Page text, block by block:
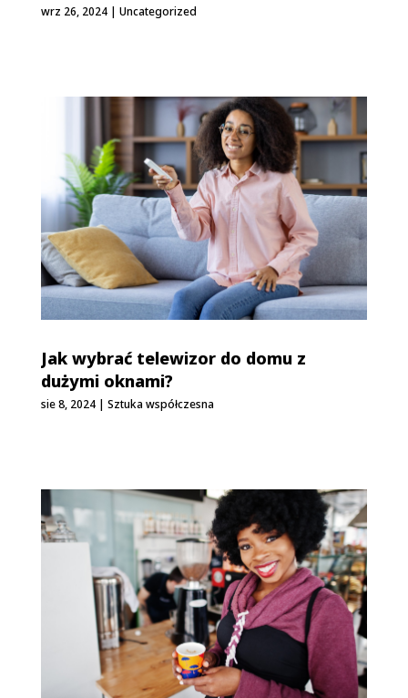
wrz 26, 2024| Uncategorized
Jak wybrać telewizor do domu z
dużymi oknami?
sie 8, 2024| Sztuka współczesna